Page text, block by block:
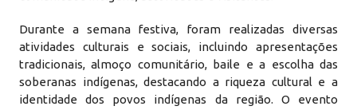
Durante a semana festiva, foram realizadas diversas
atividades culturais e sociais, incluindo apresentações
tradicionais, almoço comunitário, baile e a escolha das
soberanas indígenas, destacando a riqueza cultural e a
identidade dos povos indígenas da região. O evento